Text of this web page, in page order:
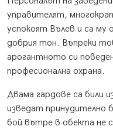
управителят,
успокоят Вълев и са му
добрия тон. Въпреки
арогантното си
професионална охрана.
Двама гардове са били
изведат принудително
бой вътре в обекта не